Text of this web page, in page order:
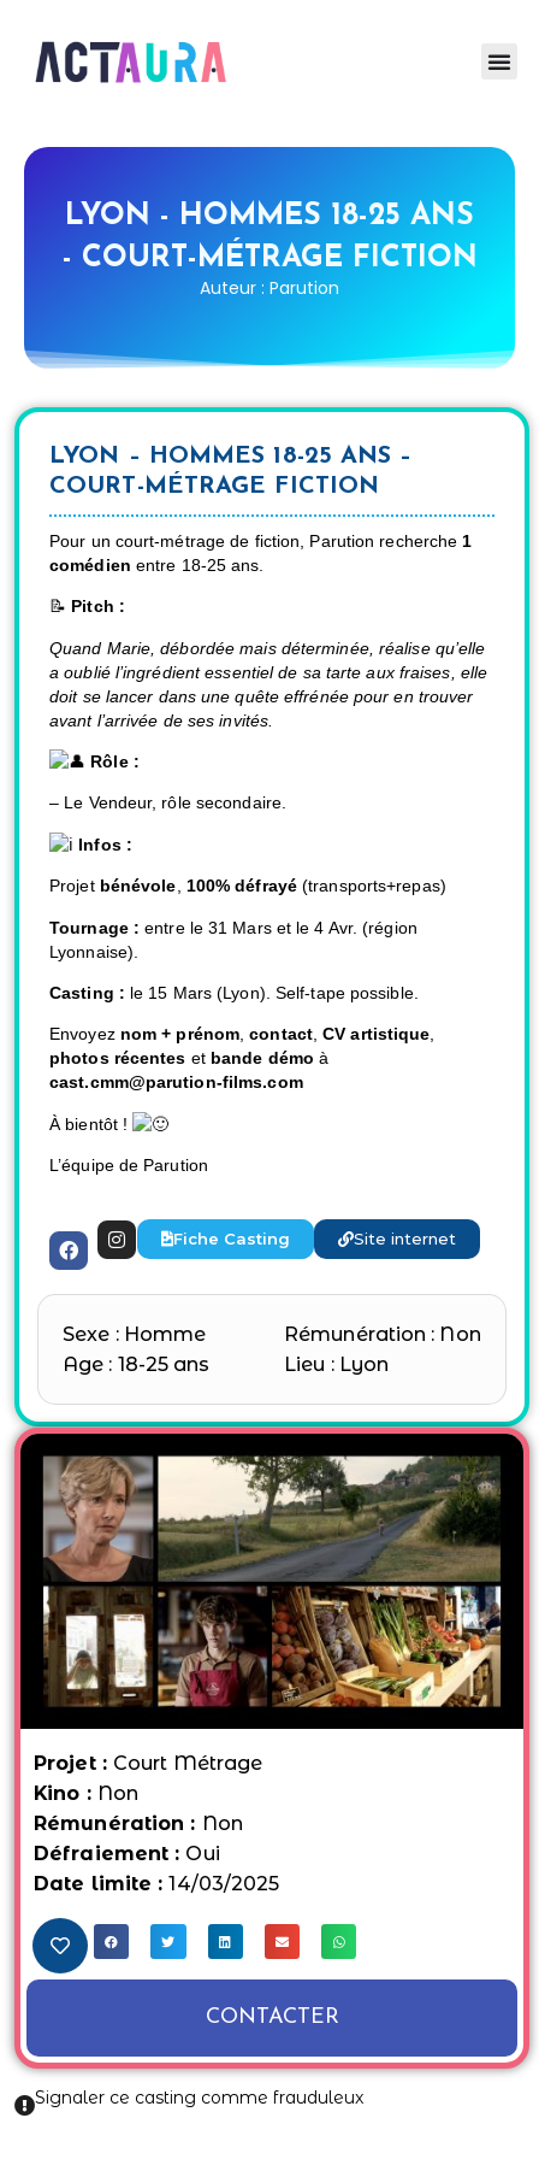
LYON - HOMMES 18-25 ANS
- COURT-MÉTRAGE FICTION
Auteur : Parution
LYON – HOMMES 18-25 ANS –
COURT-MÉTRAGE FICTION
Pour un court-métrage de fiction, Parution recherche 1
comédien entre 18-25 ans.
📝 Pitch :
Quand Marie, débordée mais déterminée, réalise qu’elle
a oublié l’ingrédient essentiel de sa tarte aux fraises, elle
doit se lancer dans une quête effrénée pour en trouver
avant l’arrivée de ses invités.
Rôle :
– Le Vendeur, rôle secondaire.
Infos :
Projet bénévole 100% défrayé(transports+repas)
Tournage : entre le 31 Mars et le 4 Avr. (région
Lyonnaise).
Casting : le 15 Mars (Lyon). Self-tape possible.
Envoyez nom + prénom,contact,CV artistique,
photos récentes et bande démo à
cast.cmm@parution-films.com
À bientôt !
L’équipe de Parution
Fiche Casting Site internet
Sexe : Homme
Age : 18-25 ans
Rémunération : Non
Lieu : Lyon
Projet : Court Métrage
Kino : Non
Rémunération : Non
Défraiement : Oui
Date limite :14/03/2025
CONTACTER
Signaler ce casting comme frauduleux